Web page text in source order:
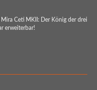
Mira Ceti MKII: Der König der drei
erweiterbar!